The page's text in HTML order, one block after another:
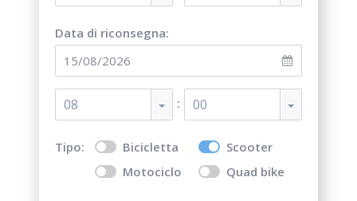
Data di riconsegna:
08 : 00
Tipo: Bicicletta
Scooter
Motociclo
Quad bike